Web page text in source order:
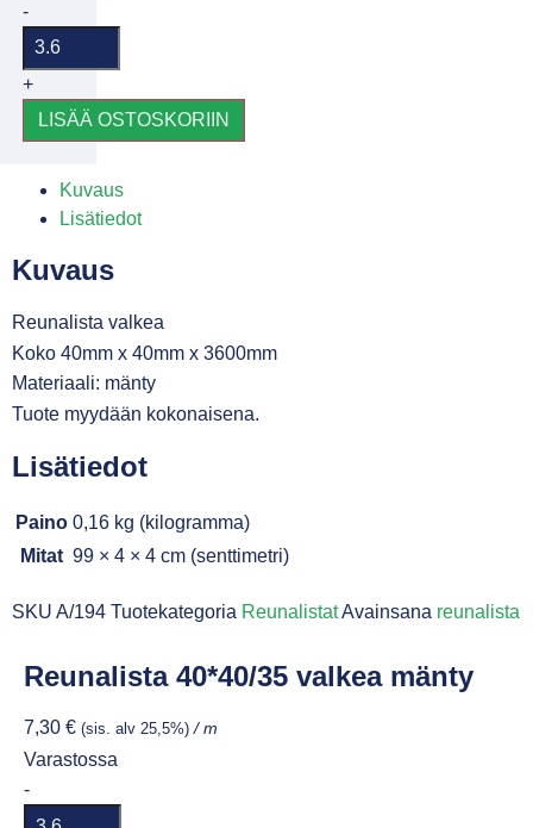
-
+
LISÄÄ OSTOSKORIIN
Kuvaus
Lisätiedot
Kuvaus
Reunalista valkea
Koko 40mm x 40mm x 3600mm
Materiaali: mänty
Tuote myydään kokonaisena.
Lisätiedot
Paino 0,16 kg (kilogramma)
Mitat 99 × 4 × 4 cm (senttimetri)
SKU A/194 Tuotekategoria ReunalistatAvainsana reunalista
Reunalista 40*40/35 valkea mänty
7,30 € (sis. alv 25,5%) / m
Varastossa
-